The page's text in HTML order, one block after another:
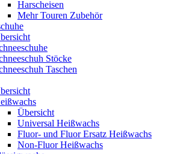
Harscheisen
Mehr Touren Zubehör
Stöcke
Taschen
Übersicht
Universal Heißwachs
Fluor- und Fluor Ersatz Heißwachs
Non-Fluor Heißwachs